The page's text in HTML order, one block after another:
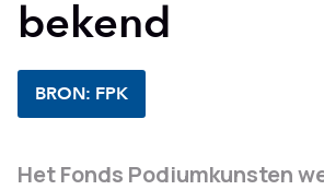
bekend
BRON: FPK
Het Fonds Podiumkunsten